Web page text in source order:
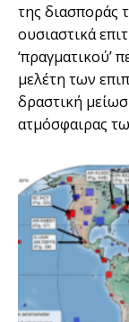
της διασποράς
ουσιαστικά
‘πραγματικού’
μελέτη των
δραστική
ατμόσφαιρας